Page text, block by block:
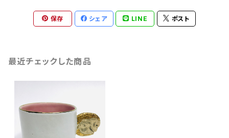
保存 シェア LINE ポスト
最近チェックした商品